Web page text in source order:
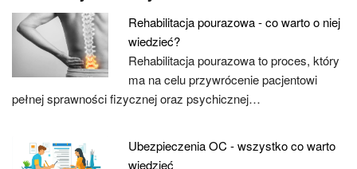
Rehabilitacja pourazowa - co warto o niej
wiedzieć?
Rehabilitacja pourazowa to proces, który
ma na celu przywrócenie pacjentowi
pełnej sprawności fizycznej oraz psychicznej…
Ubezpieczenia OC - wszystko co warto
wiedzieć